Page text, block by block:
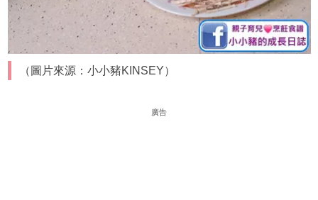
（圖片來源：小小豬KINSEY）
廣告